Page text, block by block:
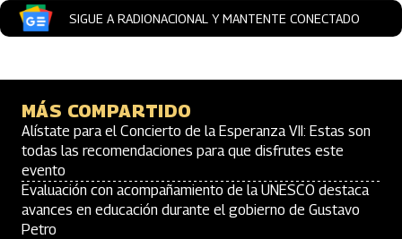
SIGUE A RADIONACIONAL Y MANTENTE CONECTADO
MÁS COMPARTIDO
Alístate para el Concierto de la Esperanza VII: Estas son
todas las recomendaciones para que disfrutes este
evento
Evaluación con acompañamiento de la UNESCO destaca
avances en educación durante el gobierno de Gustavo
Petro